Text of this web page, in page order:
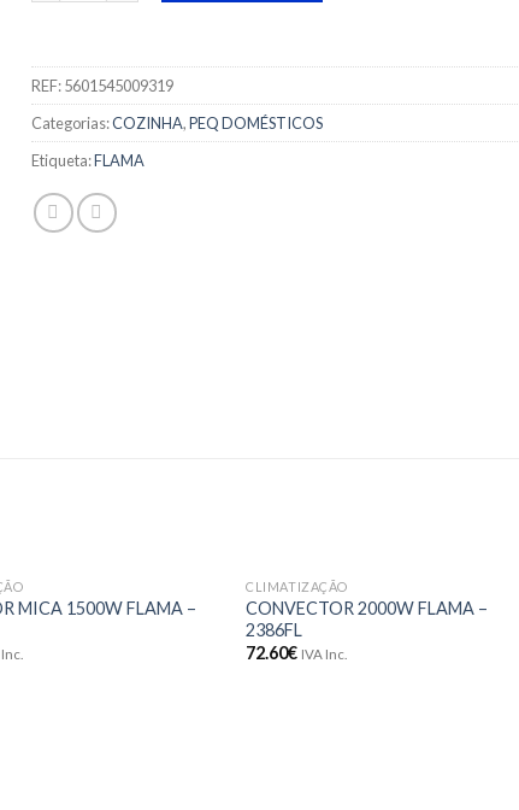
REF:5601545009319
Categorias:COZINHA,PEQ DOMÉSTICOS
Etiqueta:FLAMA
Adicionar
aos meus
MICA 1500W FLAMA –
Adicionar
aos meus
CLIMATIZAÇÃO
CONVECTOR 2000W FLAMA –
2386FL
72.60€ IVA Inc.